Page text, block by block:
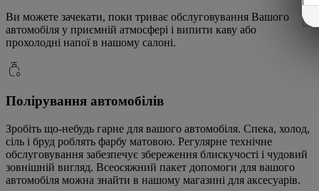
Ви можете зачекати, поки триває обслуговування Вашого
автомобіля у приємній атмосфері і випити каву або
прохолодні напої в нашому салоні.
Полірування автомобілів
Зробіть що-небудь гарне для вашого автомобіля. Спека, холод,
сіль і бруд роблять фарбу матовою. Регулярне технічне
обслуговування забезпечує збереження блискучості і чудовий
зовнішній вигляд. Всеосяжний пакет допомоги для вашого
автомобіля можна знайти в нашому магазині для аксесуарів.